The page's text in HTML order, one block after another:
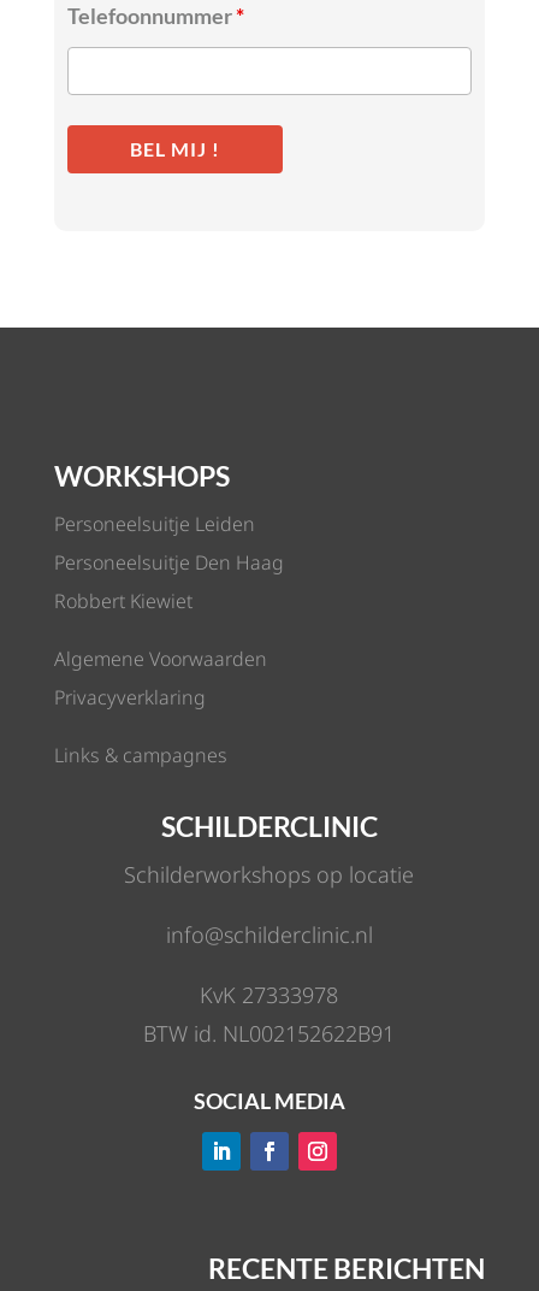
Telefoonnummer*
WORKSHOPS
Personeelsuitje Leiden
Personeelsuitje Den Haag
Robbert Kiewiet
Algemene Voorwaarden
Privacyverklaring
Links & campagnes
SCHILDERCLINIC
Schilderworkshops op locatie
info@schilderclinic.nl
KvK 27333978
BTW id. NL002152622B91
SOCIAL MEDIA
RECENTE BERICHTEN